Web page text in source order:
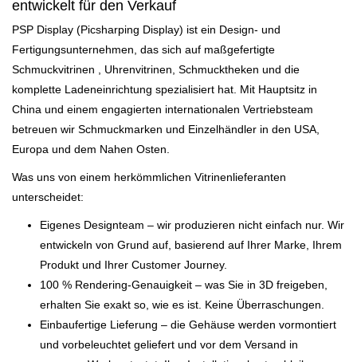
entwickelt für den Verkauf
PSP Display (Picsharping Display) ist ein Design- und
Fertigungsunternehmen, das sich auf maßgefertigte
Schmuckvitrinen , Uhrenvitrinen, Schmucktheken und die
komplette Ladeneinrichtung spezialisiert hat. Mit Hauptsitz in
China und einem engagierten internationalen Vertriebsteam
betreuen wir Schmuckmarken und Einzelhändler in den USA,
Europa und dem Nahen Osten.
Was uns von einem herkömmlichen Vitrinenlieferanten
unterscheidet:
Eigenes Designteam – wir produzieren nicht einfach nur. Wir
entwickeln von Grund auf, basierend auf Ihrer Marke, Ihrem
Produkt und Ihrer Customer Journey.
100 % Rendering-Genauigkeit– was Sie in 3D freigeben,
erhalten Sie exakt so, wie es ist. Keine Überraschungen.
Einbaufertige Lieferung – die Gehäuse werden vormontiert
und vorbeleuchtet geliefert und vor dem Versand in